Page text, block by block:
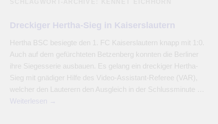
Dreckiger Hertha-Sieg in Kaiserslautern
Hertha BSC besiegte den 1. FC Kaiserslautern knapp mit 1:0.
Auch auf dem gefürchteten Betzenberg konnten die Berliner
ihre Siegesserie ausbauen. Es gelang ein dreckiger Hertha-
Sieg mit gnädiger Hilfe des Video-Assistant-Referee (VAR),
welcher den Lauterern den Ausgleich in der Schlussminute …
Weiterlesen →